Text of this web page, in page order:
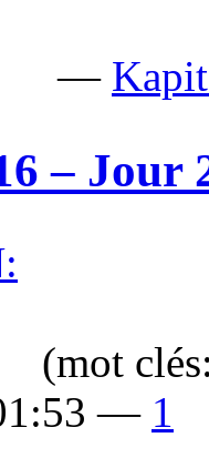
—
– Jour
(mot
— 1